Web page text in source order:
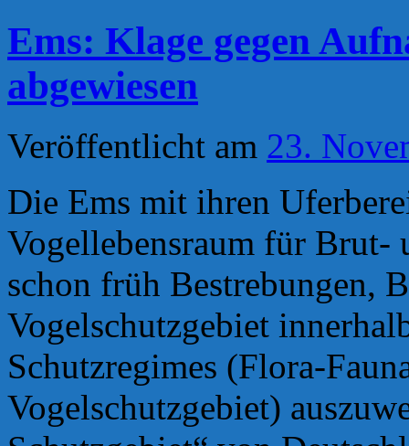
gegen
Ems: Klage gegen
abgewiesen
Veröffentlicht am 23.
Die Ems mit ihren
Vogellebensraum für Brut-
schon früh Bestrebungen,
Vogelschutzgebiet
Schutzregimes (Flora-
Vogelschutzgebiet)